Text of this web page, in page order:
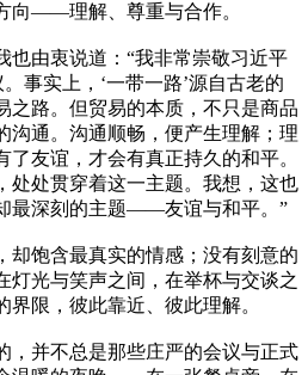
向——理解、尊重与合作。
也由衷说道：“我非常崇敬习近平
事实上，‘一带一路’源自古老的
路。但贸易的本质，不只是商品
沟通。沟通顺畅，便产生理解；理
友谊，才会有真正持久的和平。
处处贯穿着这一主题。我想，这也
最深刻的主题——友谊与和平。”
却饱含最真实的情感；没有刻意的
灯光与笑声之间，在举杯与交谈之
限，彼此靠近、彼此理解。
，并不总是那些庄严的会议与正式